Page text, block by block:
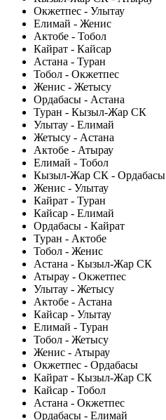
Окжетпес - Улытау
Елимай - Женис
Актобе - Тобол
Кайрат - Кайсар
Астана - Туран
Тобол - Окжетпес
Женис - Жетысу
Ордабасы - Астана
Туран - Кызыл-Жар СК
Улытау - Елимай
Жетысу - Астана
Актобе - Атырау
Елимай - Тобол
Кызыл-Жар СК - Ордабасы
Женис - Улытау
Кайрат - Туран
Кайсар - Елимай
Ордабасы - Кайрат
Туран - Актобе
Тобол - Женис
Астана - Кызыл-Жар СК
Атырау - Окжетпес
Улытау - Жетысу
Актобе - Астана
Кайсар - Улытау
Елимай - Туран
Тобол - Жетысу
Женис - Атырау
Окжетпес - Ордабасы
Кайрат - Кызыл-Жар СК
Кайсар - Тобол
Астана - Окжетпес
Ордабасы - Елимай